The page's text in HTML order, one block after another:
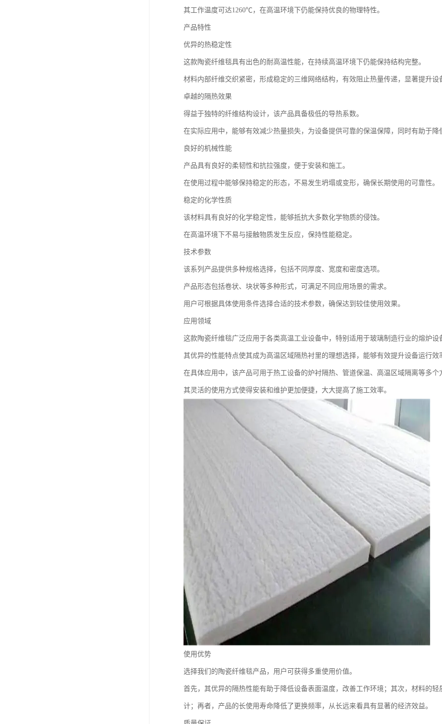
其工作温度可达1260℃，在高温环境下仍能保持优良的物理特性。
产品特性
优异的热稳定性
这款陶瓷纤维毯具有出色的耐高温性能，在持续高温环境下仍能保持结构完整。
材料内部纤维交织紧密，形成稳定的三维网络结构，有效阻止热量传递，显著提升设
卓越的隔热效果
得益于独特的纤维结构设计，该产品具备极低的导热系数。
在实际应用中，能够有效减少热量损失，为设备提供可靠的保温保障，同时有助于降
良好的机械性能
产品具有良好的柔韧性和抗拉强度，便于安装和施工。
在使用过程中能够保持稳定的形态，不易发生坍塌或变形，确保长期使用的可靠性。
稳定的化学性质
该材料具有良好的化学稳定性，能够抵抗大多数化学物质的侵蚀。
在高温环境下不易与接触物质发生反应，保持性能稳定。
技术参数
该系列产品提供多种规格选择，包括不同厚度、宽度和密度选项。
产品形态包括卷状、块状等多种形式，可满足不同应用场景的需求。
用户可根据具体使用条件选择合适的技术参数，确保达到较佳使用效果。
应用领域
这款陶瓷纤维毯广泛应用于各类高温工业设备中，特别适用于玻璃制造行业的熔炉设
其优异的性能特点使其成为高温区域隔热衬里的理想选择，能够有效提升设备运行效
在具体应用中，该产品可用于热工设备的炉衬隔热、管道保温、高温区域隔离等多个
其灵活的使用方式使得安装和维护更加便捷，大大提高了施工效率。
使用优势
选择我们的陶瓷纤维毯产品，用户可获得多重使用价值。
首先，其优异的隔热性能有助于降低设备表面温度，改善工作环境；其次，材料的
计；再者，产品的长使用寿命降低了更换频率，从长远来看具有显著的经济效益。